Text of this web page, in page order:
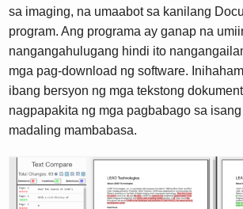
sa imaging, na umaabot sa kanilang
program. Ang programa ay ganap na
nangangahulugang hindi ito
mga pag-download ng software.
ibang bersyon ng mga tekstong
nagpapakita ng mga pagbabago sa
madaling mambabasa.